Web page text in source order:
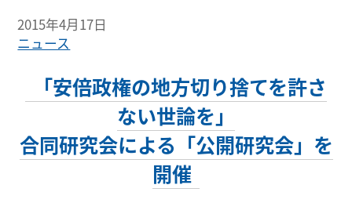
2015年4月17日
ニュース
「安倍政権の地方切り捨てを許さ
ない世論を」
合同研究会による「公開研究会」を
開催